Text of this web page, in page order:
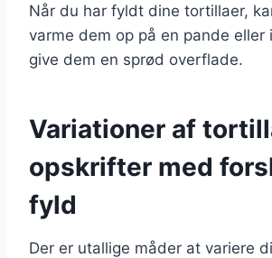
Når du har fyldt dine tortillaer,
varme dem op på en pande eller
give dem en sprød overflade.
Variationer af
opskrifter med
fyld
Der er utallige måder at variere